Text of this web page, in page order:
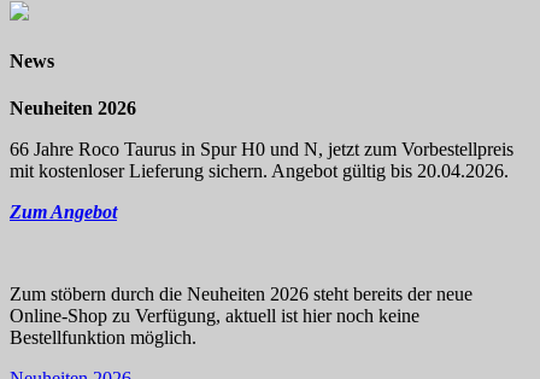
News
Neuheiten 2026
66 Jahre Roco Taurus in Spur H0 und N, jetzt zum Vorbestellpreis
mit kostenloser Lieferung sichern. Angebot gültig bis 20.04.2026.
Zum Angebot
Zum stöbern durch die Neuheiten 2026 steht bereits der neue
Online-Shop zu Verfügung, aktuell ist hier noch keine
Bestellfunktion möglich.